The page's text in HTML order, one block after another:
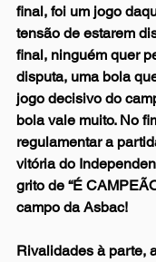
final, foi um jogo
tensão de estarem
final, ninguém quer
disputa, uma bola
jogo decisivo do
bola vale muito. No
regulamentar a
vitória do
grito de “É
campo da Asbac!
Rivalidades à parte,